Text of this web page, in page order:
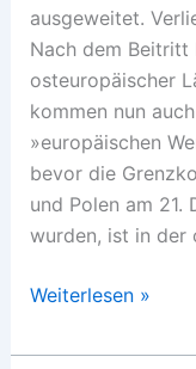
ausgeweitet.
Nach dem Beitritt
osteuropäischer
kommen nun
»europäischen
bevor die
und Polen am
wurden, ist in der
Eiserner
hinter
Weiterlesen »